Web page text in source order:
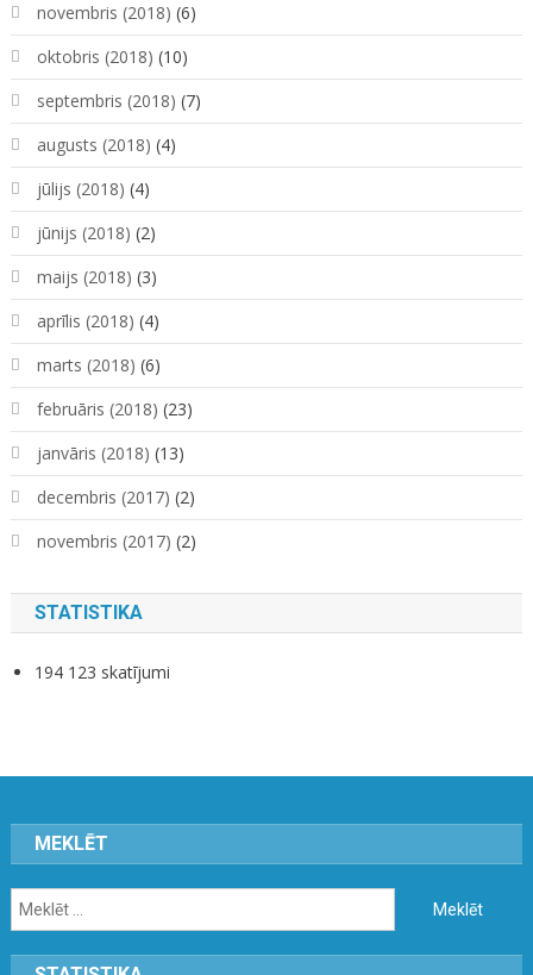
novembris (2018) (6)
oktobris (2018) (10)
septembris (2018) (7)
augusts (2018) (4)
jūlijs (2018) (4)
jūnijs (2018) (2)
maijs (2018) (3)
aprīlis (2018) (4)
marts (2018) (6)
februāris (2018) (23)
janvāris (2018) (13)
decembris (2017) (2)
novembris (2017) (2)
STATISTIKA
194 123 skatījumi
MEKLĒT
Meklēt: